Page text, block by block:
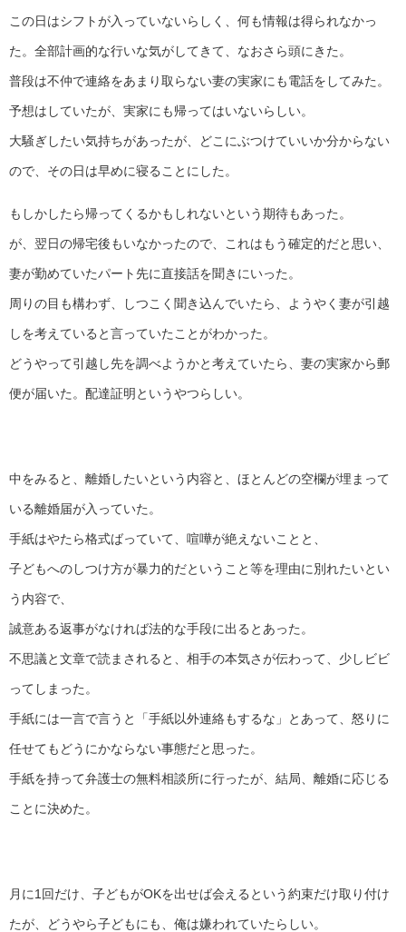
この日はシフトが入っていないらしく、何も情報は得られなかっ
た。全部計画的な行いな気がしてきて、なおさら頭にきた。
普段は不仲で連絡をあまり取らない妻の実家にも電話をしてみた。
予想はしていたが、実家にも帰ってはいないらしい。
大騒ぎしたい気持ちがあったが、どこにぶつけていいか分からない
ので、その日は早めに寝ることにした。
もしかしたら帰ってくるかもしれないという期待もあった。
が、翌日の帰宅後もいなかったので、これはもう確定的だと思い、
妻が勤めていたパート先に直接話を聞きにいった。
周りの目も構わず、しつこく聞き込んでいたら、ようやく妻が引越
しを考えていると言っていたことがわかった。
どうやって引越し先を調べようかと考えていたら、妻の実家から郵
便が届いた。配達証明というやつらしい。
中をみると、離婚したいという内容と、ほとんどの空欄が埋まって
いる離婚届が入っていた。
手紙はやたら格式ばっていて、喧嘩が絶えないことと、
子どもへのしつけ方が暴力的だということ等を理由に別れたいとい
う内容で、
誠意ある返事がなければ法的な手段に出るとあった。
不思議と文章で読まされると、相手の本気さが伝わって、少しビビ
ってしまった。
手紙には一言で言うと「手紙以外連絡もするな」とあって、怒りに
任せてもどうにかならない事態だと思った。
手紙を持って弁護士の無料相談所に行ったが、結局、離婚に応じる
ことに決めた。
月に1回だけ、子どもがOKを出せば会えるという約束だけ取り付け
たが、どうやら子どもにも、俺は嫌われていたらしい。